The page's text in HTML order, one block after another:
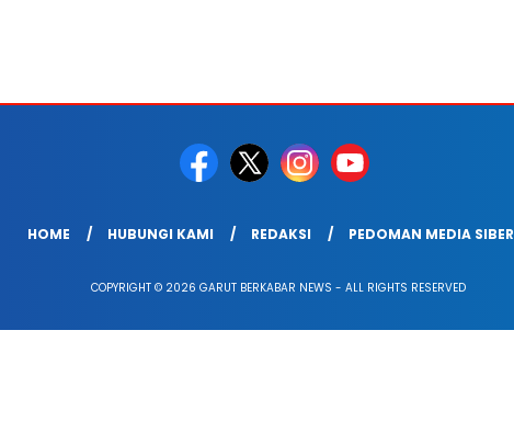
HOME HUBUNGI KAMI REDAKSI PEDOMAN MEDIA SIBER
COPYRIGHT © 2026 GARUT BERKABAR NEWS - ALL RIGHTS RESERVED